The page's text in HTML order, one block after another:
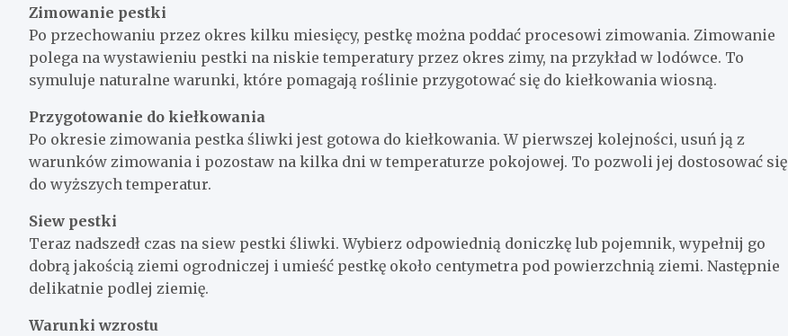
Zimowanie pestki
Po przechowaniu przez okres kilku miesięcy, pestkę można poddać procesowi zimowania. Zimowanie
polega na wystawieniu pestki na niskie temperatury przez okres zimy, na przykład w lodówce. To
symuluje naturalne warunki, które pomagają roślinie przygotować się do kiełkowania wiosną.
Przygotowanie do kiełkowania
Po okresie zimowania pestka śliwki jest gotowa do kiełkowania. W pierwszej kolejności, usuń ją z
warunków zimowania i pozostaw na kilka dni w temperaturze pokojowej. To pozwoli jej dostosować się
do wyższych temperatur.
Siew pestki
Teraz nadszedł czas na siew pestki śliwki. Wybierz odpowiednią doniczkę lub pojemnik, wypełnij go
dobrą jakością ziemi ogrodniczej i umieść pestkę około centymetra pod powierzchnią ziemi. Następnie
delikatnie podlej ziemię.
Warunki wzrostu